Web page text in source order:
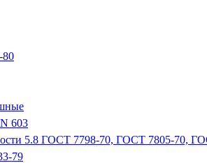
603
5.8 ГОСТ 7798-70, ГОСТ 7805-70,
79